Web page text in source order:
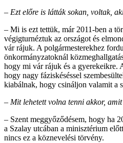
– Ezt előre is látták sokan, voltak,
– Mi is ezt tettük, már 2011-ben a
végigturnéztuk az országot és
vár rájuk. A polgármesterekhez
önkormányzatoknál
hogy mi vár rájuk és a gyerekeikre.
hogy nagy fáziskéséssel
kiabálnak, hogy csináljon valamit a
– Mit lehetett volna tenni akkor,
– Szent meggyőződésem, hogy ha
a Szalay utcában a minisztérium
nincs ez a köznevelési törvény.